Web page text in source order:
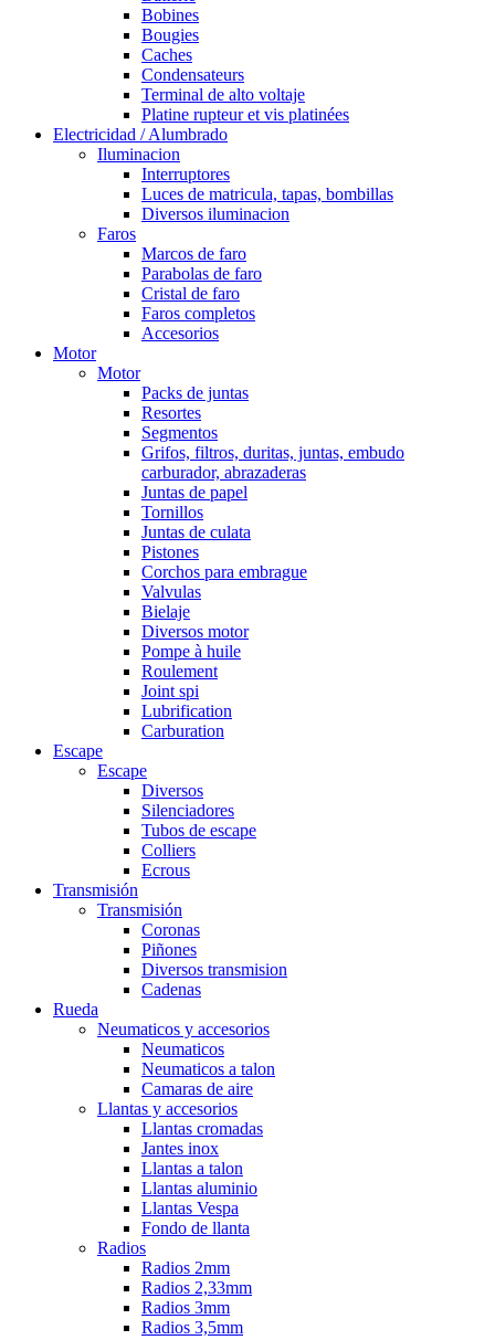
Bobines
Bougies
Caches
Condensateurs
Terminal de alto voltaje
Platine rupteur et vis platinées
Electricidad / Alumbrado
Iluminacion
Interruptores
Luces de matricula, tapas, bombillas
Diversos iluminacion
Faros
Marcos de faro
Parabolas de faro
Cristal de faro
Faros completos
Accesorios
Motor
Motor
Packs de juntas
Resortes
Segmentos
Grifos, filtros, duritas, juntas, embudo
carburador, abrazaderas
Juntas de papel
Tornillos
Juntas de culata
Pistones
Corchos para embrague
Valvulas
Bielaje
Diversos motor
Pompe à huile
Roulement
Joint spi
Lubrification
Carburation
Escape
Escape
Diversos
Silenciadores
Tubos de escape
Colliers
Ecrous
Transmisión
Transmisión
Coronas
Piñones
Diversos transmision
Cadenas
Rueda
Neumaticos y accesorios
Neumaticos
Neumaticos a talon
Camaras de aire
Llantas y accesorios
Llantas cromadas
Jantes inox
Llantas a talon
Llantas aluminio
Llantas Vespa
Fondo de llanta
Radios
Radios 2mm
Radios 2,33mm
Radios 3mm
Radios 3,5mm